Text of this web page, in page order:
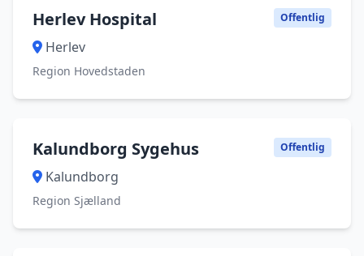
Herlev Hospital Offentlig
Herlev
Region Hovedstaden
Kalundborg Sygehus Offentlig
Kalundborg
Region Sjælland